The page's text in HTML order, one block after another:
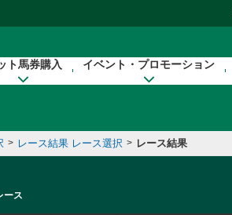
ト馬券購入 イベント・プロモーション
> レース結果 レース選択 > レース結果
ース